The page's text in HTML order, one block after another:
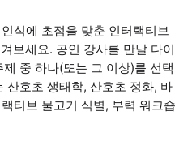
식에 초점을 맞춘 인터랙티브
보세요. 공인 강사를 만날 다이
중 하나(또는 그 이상)를 선택
산호초 생태학, 산호초 정화, 바
티브 물고기 식별, 부력 워크숍